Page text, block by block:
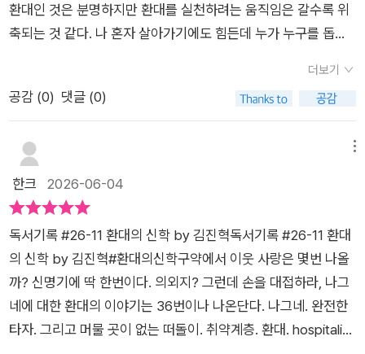
가도록 우리를 부르셨다. 역사 속에는 폭력으로 얼룩진 역사와 더
불어, 타인을 대접하고 구제한 역사, 환대하고자 정의로운 법과
제도를 만들려 노력한 역사도 있었다. 그렇게 나타난, 타자의 벗
리 역시 낯선 이의 모습으로 나타나는 천사를 맞이하도록 인도하
날 기독교가 마주하는 문제와 나아갈 길을 두고 고민하는 기독교
산업 종사자 - 설교, 교육, 봉사 등 교회의 다양한 사역에서 환대
의 신학적 의미를 발견하고 적용점을 찾으려는 목회자 - 환대라
는 주제를 연구하는 신학 연구자 및 신학생 - 타 문화권 사람들을
자주 접할 수밖에 없는 선교사, 선교 단체 종사자 - 지성과 실천이
조화를 이룬 성숙한 신앙을 추구하는 그리스도인 - 환대를 둘러
싼 사안에 관한 기독교적 논의를 살펴보려는 일반 독자
환대인 것은 분명하지만 환대를 실천하려는 움직임은 갈수록 위
축되는 것 같다. 나 혼자 살아가기에도 힘든데 누가 누구를 돕는
요가 있을 것 같다. 단순히 환대라는 말이 가진 사람이 없는 사람
에게 적선하는 행위라면 환대를 받는 사람 입장에서는 기분이 썩
대가 폭력이 될 수 있는 경우는 환대 받는 사람의 생각을 고려하
지 않을 때다. 쉽게 접하는 예로 낙인 효과가 있다. 단순히 돕는
행위가 상대에게는 굴욕감을 안겨 줄 수 있기 때문이다.​환대에는
넘어서는 의미다. 책 제목과 같이 신학에서 환대를 중요하게 여기
는 이유는 성경에서 일관되게 흐르는 강조점이 이웃을 사랑하라
는 것이다. '네 이웃을 내 몸과 같이 사랑하라'라는 성경의 구절은
실상 하나님이 직접 본을 보이는 행위다. 조건 없이 죄인 된 사람
을 사랑하셨기 때문이다. 무조건 없이 하나님의 은혜라고 말한다.
더보기
공감 (0) 댓글 (0)
한크 2026-06-04
독서기록 #26-11 환대의 신학 by 김진혁독서기록 #26-11 환대
의 신학 by 김진혁#환대의신학구약에서 이웃 사랑은 몇번 나올
까? 신명기에 딱 한번이다. 의외지? 그런데 손을 대접하라, 나그
네에 대한 환대의 이야기는 36번이나 나온단다. 나그네. 완전한
타자. 그리고 머물 곳이 없는 떠돌이. 취약계층. 환대. hospitalit